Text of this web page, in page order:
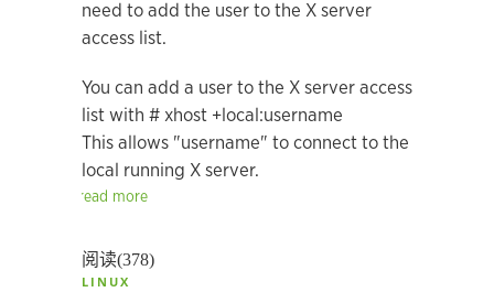
need to add the user to the X server
access list.
You can add a user to the X server access
list with # xhost +local:username
This allows "username" to connect to the
local running X server.
read more
阅读(378)
LINUX